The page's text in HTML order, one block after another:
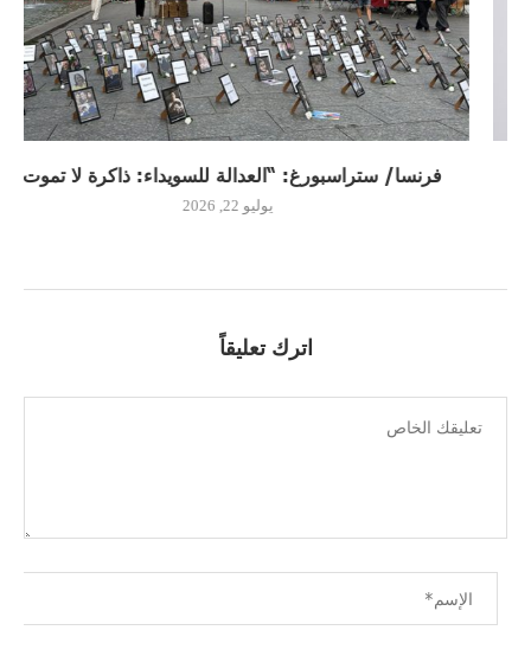
فرنسا/ ستراسبورغ: “العدالة للسويداء: ذاكرة لا تموت”
اترك تعليقاً